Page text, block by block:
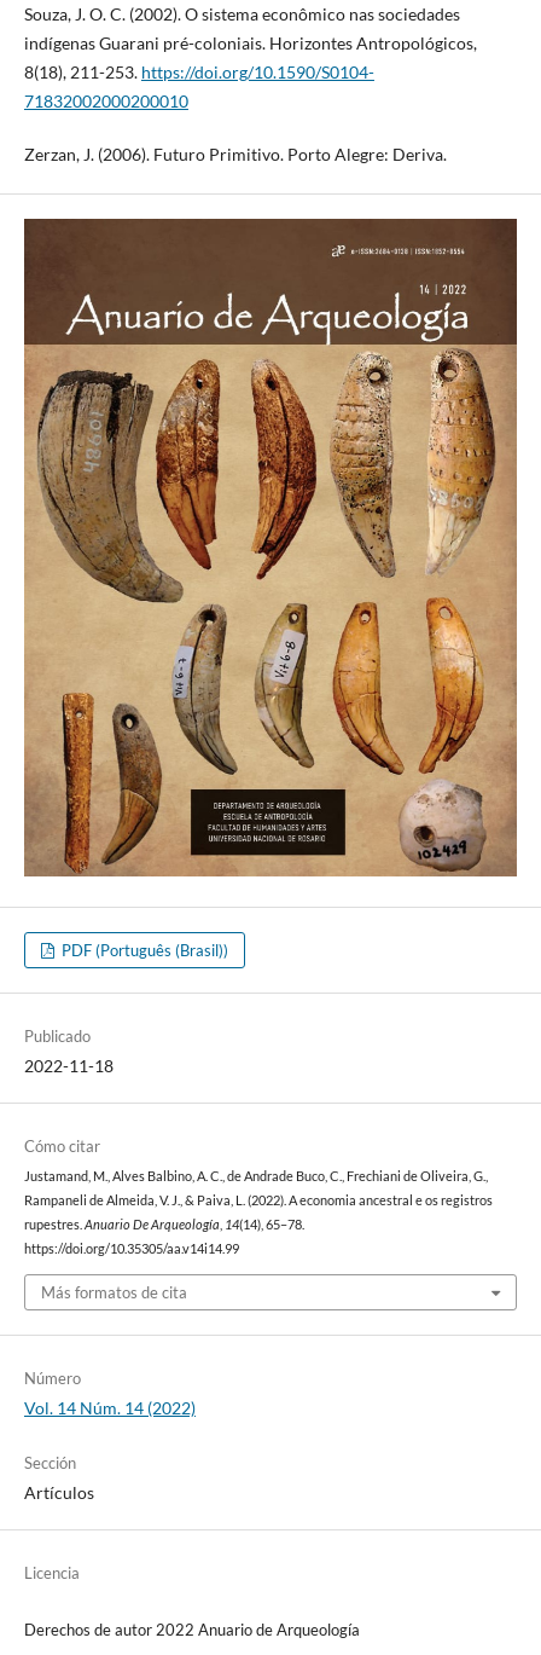
Souza, J. O. C. (2002). O sistema econômico nas sociedades
indígenas Guarani pré-coloniais. Horizontes Antropológicos,
8(18), 211-253. https://doi.org/10.1590/S0104-
71832002000200010
Zerzan, J. (2006). Futuro Primitivo. Porto Alegre: Deriva.
PDF (Português (Brasil))
Publicado
2022-11-18
Cómo citar
Justamand, M., Alves Balbino, A. C., de Andrade Buco, C., Frechiani de Oliveira, G.,
Rampaneli de Almeida, V. J., & Paiva, L. (2022). A economia ancestral e os registros
rupestres. Anuario De Arqueología 14(14), 65–78.
https://doi.org/10.35305/aa.v14i14.99
Más formatos de cita
Número
Vol. 14 Núm. 14 (2022)
Sección
Artículos
Licencia
Derechos de autor 2022 Anuario de Arqueología